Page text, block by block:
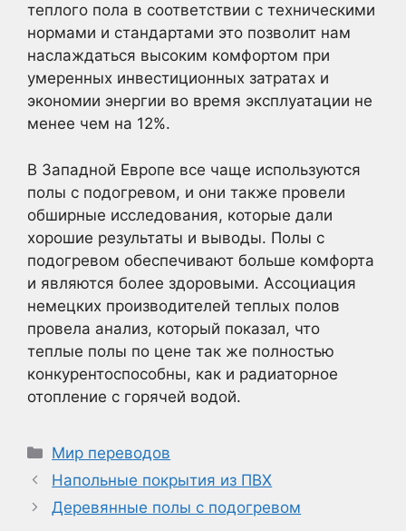
теплого пола в соответствии с техническими
нормами и стандартами это позволит нам
наслаждаться высоким комфортом при
умеренных инвестиционных затратах и
экономии энергии во время эксплуатации не
менее чем на 12%.
В Западной Европе все чаще используются
полы с подогревом, и они также провели
обширные исследования, которые дали
хорошие результаты и выводы. Полы с
подогревом обеспечивают больше комфорта
и являются более здоровыми. Ассоциация
немецких производителей теплых полов
провела анализ, который показал, что
теплые полы по цене так же полностью
конкурентоспособны, как и радиаторное
отопление с горячей водой.
Рубрики
Мир переводов
Напольные покрытия из ПВХ
Деревянные полы с подогревом